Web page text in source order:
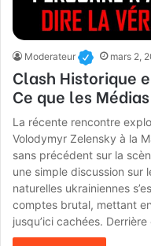
Moderateur mars 2,
Clash Historique
Ce que les
La récente rencontre
Volodymyr Zelensky à la
sans précédent sur la
une simple discussion sur
naturelles ukrainiennes
comptes brutal, mettant
jusqu’ici cachées.